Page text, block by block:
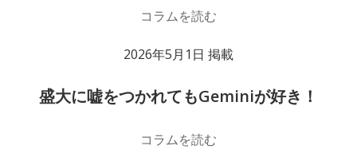
コラムを読む
2026年5月1日 掲載
盛大に嘘をつかれてもGeminiが好き！
コラムを読む